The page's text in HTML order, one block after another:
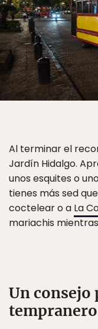
Al terminar el
Jardín Hidalgo.
unos esquites o
tienes más sed
coctelear o a La
mariachis
Un consejo